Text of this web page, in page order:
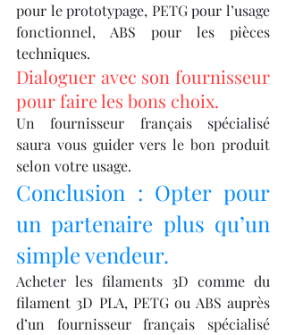
pour le prototypage, PETG pour l’usage
fonctionnel, ABS pour les pièces
techniques.
Dialoguer avec son fournisseur
pour faire les bons choix.
Un fournisseur français spécialisé
saura vous guider vers le bon produit
selon votre usage.
Conclusion : Opter pour
un partenaire plus qu’un
simple vendeur.
Acheter les filaments 3D comme du
filament 3D PLA, PETG ou ABS auprès
d’un fournisseur français spécialisé